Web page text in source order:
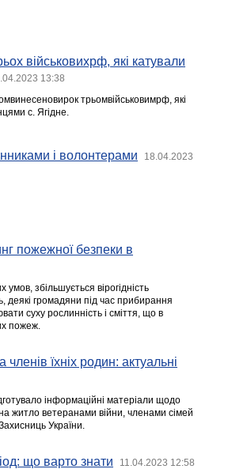
військовихрф, які катували
13:38
трьомвійськовимрф, які
с. Ягідне.
і волонтерами
18.04.2023
пожежної безпеки в
збільшується вірогідність
деякі громадяни під час прибирання
суху рослинність і сміття, що в
пожеж.
їхніх родин: актуальні
інформаційні матеріали щодо
житло ветеранами війни, членами сімей
України.
що варто знати 11.04.2023 12:58